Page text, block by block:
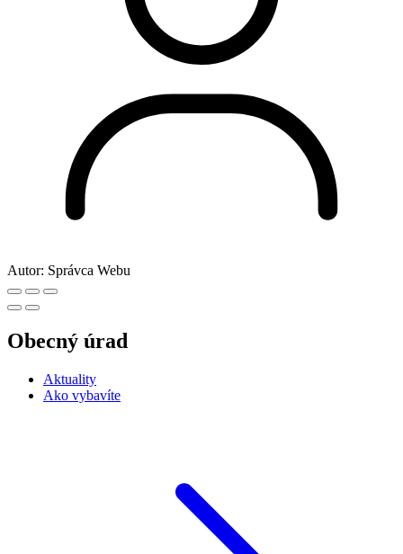
Autor: Správca Webu
Obecný úrad
Aktuality
Ako vybavíte